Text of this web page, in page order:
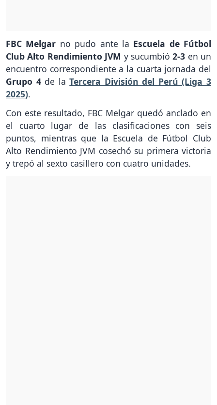
FBC Melgar no pudo ante la Escuela de Fútbol
Club Alto Rendimiento JVM y sucumbió2-3 en un
encuentro correspondiente a la cuarta jornada del
Grupo 4de laTercera División del Perú (Liga 3
2025).
Con este resultado, FBC Melgar quedó anclado en
el cuarto lugar de las clasificaciones con seis
puntos, mientras que la Escuela de Fútbol Club
Alto Rendimiento JVM cosechó su primera victoria
y trepó al sexto casillero con cuatro unidades.